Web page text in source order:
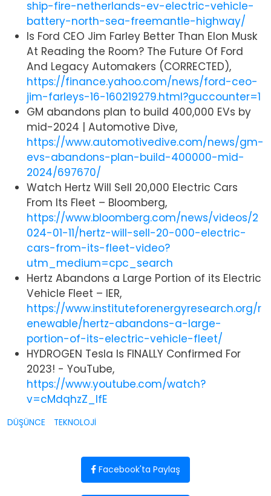
ship-fire-netherlands-ev-electric-vehicle-
battery-north-sea-freemantle-highway/
Is Ford CEO Jim Farley Better Than Elon Musk
At Reading the Room? The Future Of Ford
And Legacy Automakers (CORRECTED),
https://finance.yahoo.com/news/ford-ceo-
jim-farleys-16-160219279.html?guccounter=1
GM abandons plan to build 400,000 EVs by
mid-2024 | Automotive Dive,
https://www.automotivedive.com/news/gm-
evs-abandons-plan-build-400000-mid-
2024/697670/
Watch Hertz Will Sell 20,000 Electric Cars
From Its Fleet – Bloomberg,
https://www.bloomberg.com/news/videos/2
024-01-11/hertz-will-sell-20-000-electric-
cars-from-its-fleet-video?
utm_medium=cpc_search
Hertz Abandons a Large Portion of its Electric
Vehicle Fleet – IER,
https://www.instituteforenergyresearch.org/r
enewable/hertz-abandons-a-large-
portion-of-its-electric-vehicle-fleet/
HYDROGEN Tesla Is FINALLY Confirmed For
2023! - YouTube,
https://www.youtube.com/watch?
v=cMdqhzZ_lfE
DÜŞÜNCE TEKNOLOJİ
Facebook'ta Paylaş